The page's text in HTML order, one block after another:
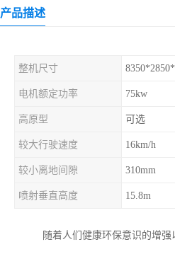
产品描述
整机尺寸
电机额定功率 75kw
高原型 可选
较大行驶速度 16km/h
较小离地间隙 310mm
喷射垂直高度 15.8m
随着人们健康环保意识的增